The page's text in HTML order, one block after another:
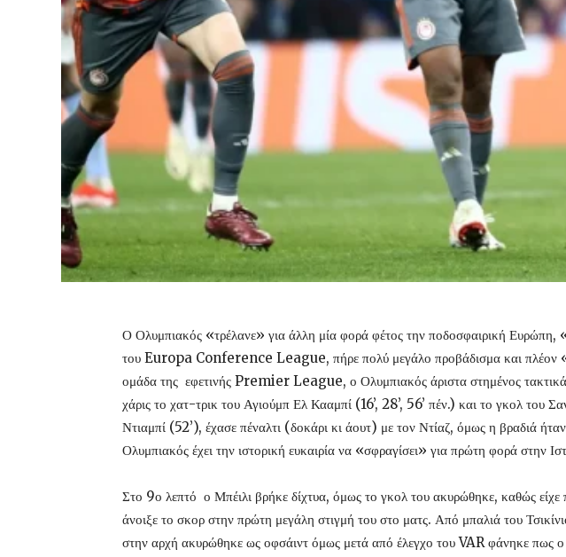
Ο Ολυμπιακός «τρέλανε» για άλλη μία φορά φέτος την ποδοσφαιρική
του Europa Conference League, πήρε πολύ μεγάλο προβάδισμα και πλέον
ομάδα της εφετινής Premier League, ο Ολυμπιακός άριστα στημένος τακτικά
χάρις το χατ-τρικ του Αγιούμπ Ελ Κααμπί (16’, 28’, 56’ πέν.) και το γκολ του
Ντιαμπί (52’), έχασε πέναλτι (δοκάρι κι άουτ) με τον Ντίαζ, όμως η βραδιά
Ολυμπιακός έχει την ιστορική ευκαιρία να «σφραγίσει» για πρώτη φορά στην
Στο 9ο λεπτό ο Μπέιλι βρήκε δίχτυα, όμως το γκολ του ακυρώθηκε, καθώς
άνοιξε το σκορ στην πρώτη μεγάλη στιγμή του στο ματς. Από μπαλιά του
στην αρχή ακυρώθηκε ως οφσάιντ όμως μετά από έλεγχο του VAR φάνηκε πως